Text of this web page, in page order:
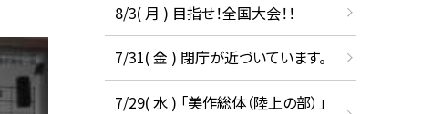
8/3( 月 ) 目指せ！全国大会！！
7/31( 金 ) 閉庁が近づいています。
7/29( 水 ) 「美作総体（陸上の部）」